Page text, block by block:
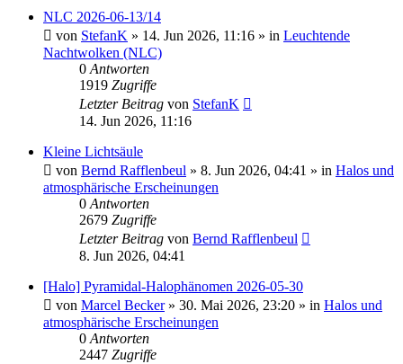
NLC 2026-06-13/14
von StefanK » 14. Jun 2026, 11:16 » in Leuchtende
Nachtwolken (NLC)
0 Antworten
1919 Zugriffe
Letzter Beitrag von StefanK
14. Jun 2026, 11:16
Kleine Lichtsäule
von Bernd Rafflenbeul » 8. Jun 2026, 04:41 » in Halos und
atmosphärische Erscheinungen
0 Antworten
2679 Zugriffe
Letzter Beitrag von Bernd Rafflenbeul
8. Jun 2026, 04:41
[Halo] Pyramidal-Halophänomen 2026-05-30
von Marcel Becker» 30. Mai 2026, 23:20 » in Halos und
atmosphärische Erscheinungen
0 Antworten
2447 Zugriffe